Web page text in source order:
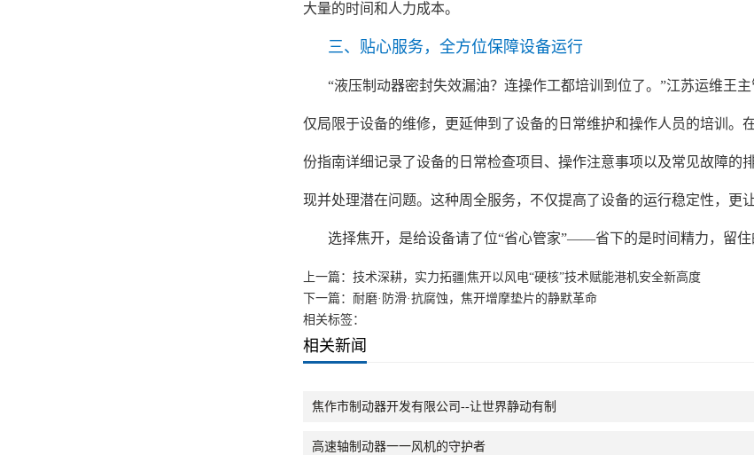
大量的时间和人力成本。
三、贴心服务，全方位保障设备运行
“液压制动器密封失效漏油？连操作工都培训到位了。”江苏运维王
仅局限于设备的维修，更延伸到了设备的日常维护和操作人员的培训
份指南详细记录了设备的日常检查项目、操作注意事项以及常见故障的
现并处理潜在问题。这种周全服务，不仅提高了设备的运行稳定性，更
选择焦开，是给设备请了位“省心管家”——省下的是时间精力，留住
上一篇： 技术深耕，实力拓疆|焦开以风电“硬核”技术赋能港机安全新高度
下一篇： 耐磨·防滑·抗腐蚀，焦开增摩垫片的静默革命
相关标签：
相关新闻
焦作市制动器开发有限公司--让世界静动有制
高速轴制动器一一风机的守护者